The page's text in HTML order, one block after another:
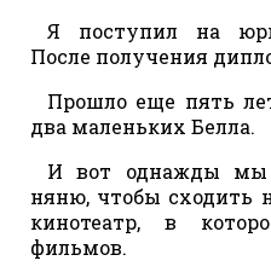
Я поступил на
После получения
Прошло еще пять
два маленьких Белла.
И вот однажды мы
няню, чтобы сходить
кинотеатр, в
фильмов.